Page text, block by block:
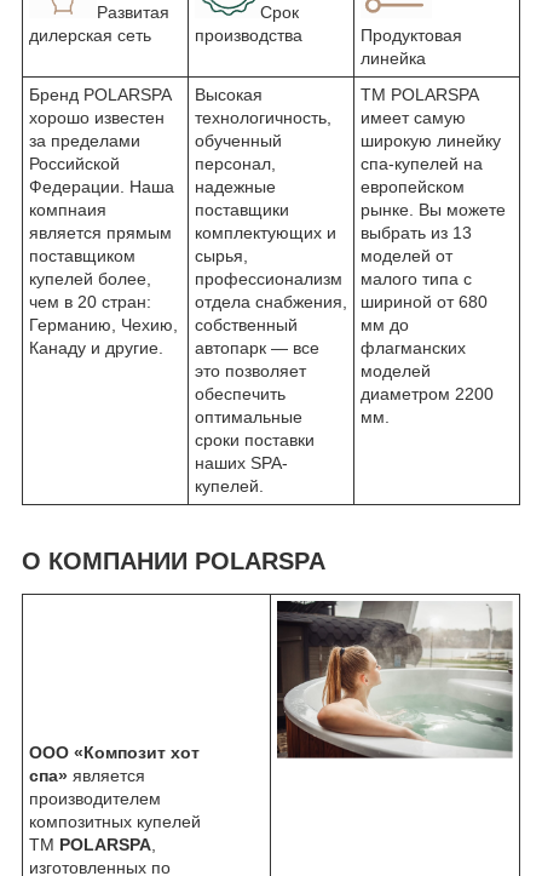
Развитая
дилерская сеть
Срок
производства
Продуктовая
линейка
Бренд POLARSPA
хорошо известен
за пределами
Российской
Федерации. Наша
компнаия
является прямым
поставщиком
купелей более,
чем в 20 стран:
Германию, Чехию,
Канаду и другие.
Высокая
технологичность,
обученный
персонал,
надежные
поставщики
комплектующих и
сырья,
профессионализм
отдела снабжения,
собственный
автопарк — все
это позволяет
обеспечить
оптимальные
сроки поставки
наших SPA-
купелей.
ТМ POLARSPA
имеет самую
широкую линейку
спа-купелей на
европейском
рынке. Вы можете
выбрать из 13
моделей от
малого типа с
шириной от 680
мм до
флагманских
моделей
диаметром 2200
мм.
О КОМПАНИИ POLARSPA
ООО «Композит хот
спа» является
производителем
композитных купелей
ТМ POLARSPA
изготовленных по